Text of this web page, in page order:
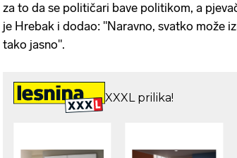
za to da se političari bave politikom, a
je Hrebak i dodao: "Naravno, svatko može
tako jasno".